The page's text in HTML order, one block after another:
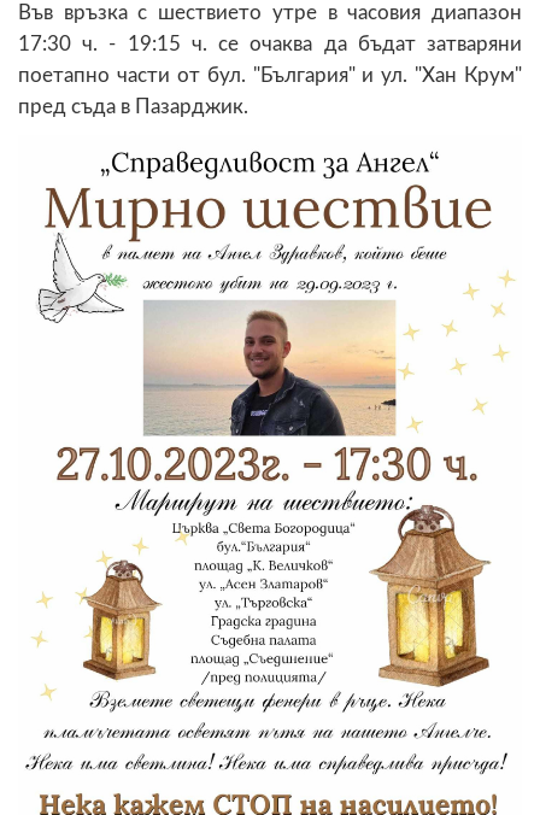
Във връзка с шествието утре в часовия диапазон
17:30 ч. - 19:15 ч. се очаква да бъдат затваряни
поетапно части от бул. "България" и ул. "Хан Крум"
пред съда в Пазарджик.